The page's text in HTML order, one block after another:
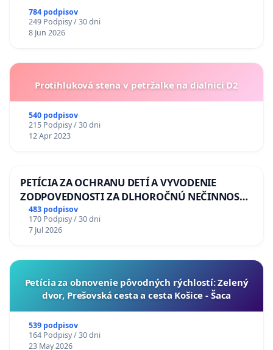
784 podpisov
249 Podpisy / 30 dni
8 Jun 2026
Protihluková stena v petržalke na dialnici D2
540 podpisov
215 Podpisy / 30 dni
12 Apr 2023
PETÍCIA ZA OCHRANU DETÍ A VYVODENIE
ZODPOVEDNOSTI ZA DLHOROČNÚ NEČINNOSŤ
A ZLYHANIE ŠTÁTU
483 podpisov
170 Podpisy / 30 dni
7 Jul 2026
​Petícia za obnovenie pôvodných rýchlostí: Zelený
dvor, Prešovská cesta a cesta Košice - Šaca
539 podpisov
164 Podpisy / 30 dni
23 May 2026